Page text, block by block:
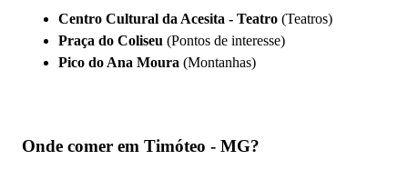
Centro Cultural da Acesita - Teatro (Teatros)
Praça do Coliseu (Pontos de interesse)
Pico do Ana Moura (Montanhas)
Onde comer em Timóteo - MG?